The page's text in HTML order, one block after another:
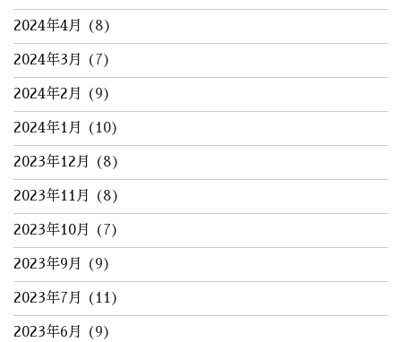
2024年4月 (8)
2024年3月 (7)
2024年2月 (9)
2024年1月 (10)
2023年12月 (8)
2023年11月 (8)
2023年10月 (7)
2023年9月 (9)
2023年7月 (11)
2023年6月 (9)